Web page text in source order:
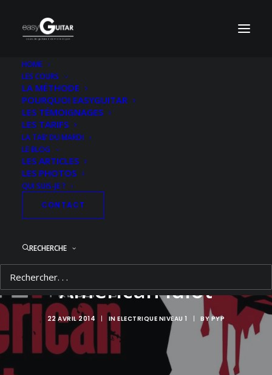
HOME
LES COURS
LA MÉTHODE
POURQUOI EASYGUITAR
LES TÉMOIGNAGES
LES TARIFS
LA TAB’ DU MARDI
LE BLOG
LES ARTICLES
LES PHOTOS
QUI SUIS-JE ?
CONTACT
RECHERCHE
American Idiot
22 AVRIL 2014 | INELECTRIQUE NIVEAU 1 | BY PYP